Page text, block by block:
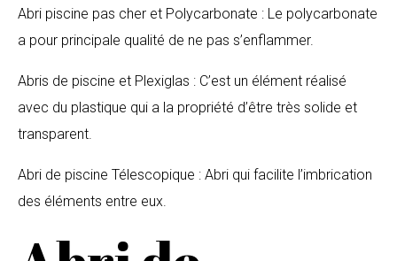
Abri piscine pas cher et Polycarbonate : Le polycarbonate
a pour principale qualité de ne pas s’enflammer.
Abris de piscine et Plexiglas : C’est un élément réalisé
avec du plastique qui a la propriété d’être très solide et
transparent.
Abri de piscine Télescopique : Abri qui facilite l’imbrication
des éléments entre eux.